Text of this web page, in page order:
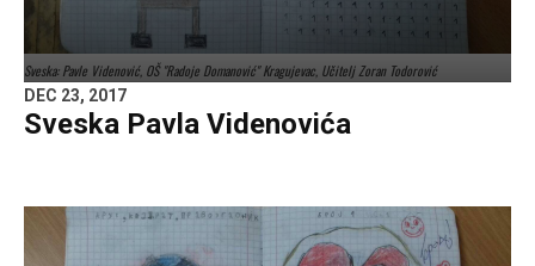
Sveska: Pavle Videnović, OŠ "Radoje Domanović" Kragujevac, Učitelj Zoran Todorović
DEC 23, 2017
Sveska Pavla Videnovića